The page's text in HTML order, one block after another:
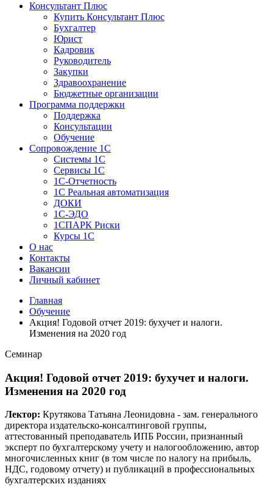
Консультант Плюс
Купить Консультант Плюс
Бухгалтер
Юрист
Кадровик
Руководитель
Закупки
Здравоохранение
Бюджетные организации
Программа поддержки
Поддержка
Консультации
Обучение
Сопровождение 1С
Системы 1С
Сервисы 1С
1C-Отчетность
1С Реальная автоматизация
ДОКИ
1C-ЭДО
1СПАРК Риски
Курсы 1С
О нас
Контакты
Вакансии
Личный кабинет
Главная
Обучение
Акция! Годовой отчет 2019: бухучет и налоги.
Изменения на 2020 год
Семинар
Акция! Годовой отчет 2019: бухучет и налоги.
Изменения на 2020 год
Лектор: Крутякова Татьяна Леонидовна - зам. генерального
директора издательско-консалтинговой группы,
аттестованный преподаватель ИПБ России, признанный
эксперт по бухгалтерскому учету и налогообложению, автор
многочисленных книг (в том числе по налогу на прибыль,
НДС, годовому отчету) и публикаций в профессиональных
бухгалтерских изданиях